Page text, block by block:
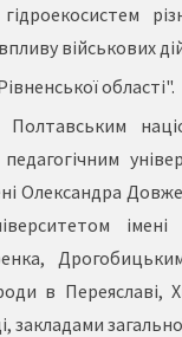
військових
області".
Олександра
в
закладами